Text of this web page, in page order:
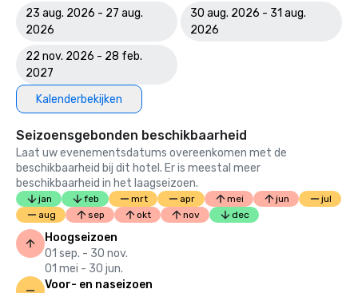
23 aug. 2026 - 27 aug.
2026
30 aug. 2026 - 31 aug.
2026
22 nov. 2026 - 28 feb.
2027
Kalenderbekijken
Seizoensgebonden beschikbaarheid
Laat uw evenementsdatums overeenkomen met de
beschikbaarheid bij dit hotel. Er is meestal meer
beschikbaarheid in het laagseizoen.
jan feb mrt apr mei jun
jul
aug
sep okt nov dec
Hoogseizoen
01 sep. - 30 nov.
01 mei - 30 jun.
Voor- en naseizoen